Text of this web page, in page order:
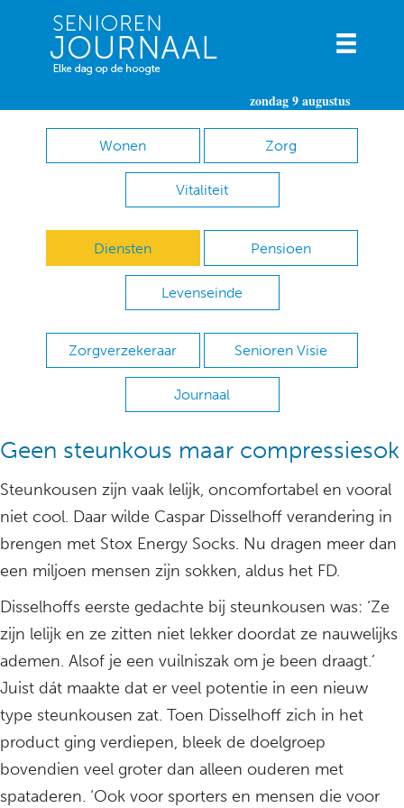
zondag 9 augustus
Wonen Zorg
Vitaliteit
Diensten Pensioen
Levenseinde
Zorgverzekeraar Senioren Visie
Journaal
Geen steunkous maar compressiesok
Steunkousen zijn vaak lelijk, oncomfortabel en vooral
niet cool. Daar wilde Caspar Disselhoff verandering in
brengen met Stox Energy Socks. Nu dragen meer dan
een miljoen mensen zijn sokken, aldus het FD.
Disselhoffs eerste gedachte bij steunkousen was: ‘Ze
zijn lelijk en ze zitten niet lekker doordat ze nauwelijks
ademen. Alsof je een vuilniszak om je been draagt.’
Juist dát maakte dat er veel potentie in een nieuw
type steunkousen zat. Toen Disselhoff zich in het
product ging verdiepen, bleek de doelgroep
bovendien veel groter dan alleen ouderen met
spataderen. ‘Ook voor sporters en mensen die voor